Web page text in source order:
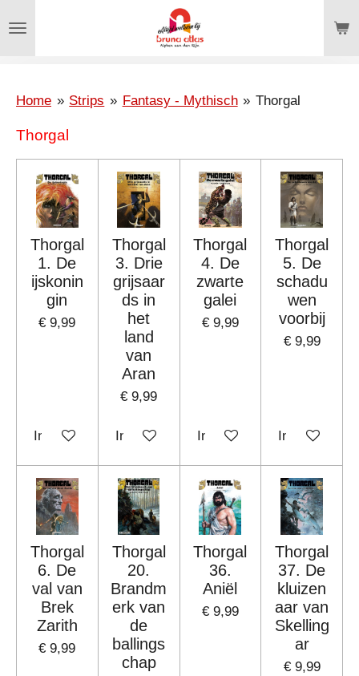
direct
hoofdinhoud
Home » Strips » Fantasy - Mythisch » Thorgal
Thorgal
Thorgal
1. De
ijskonin
gin
€ 9,99
In winkelwagen
Thorgal
3. Drie
grijsaar
ds in
het
land
van
Aran
€ 9,99
In winkelwagen
Thorgal
4. De
zwarte
galei
€ 9,99
In winkelwagen
Thorgal
5. De
schadu
wen
voorbij
€ 9,99
In
Thorgal
6. De
val van
Brek
Zarith
€ 9,99
Thorgal
20.
Brandm
erk van
de
ballings
chap
Thorgal
36.
Aniël
€ 9,99
Thorgal
37. De
kluizen
aar van
Skelling
ar
€ 9,99